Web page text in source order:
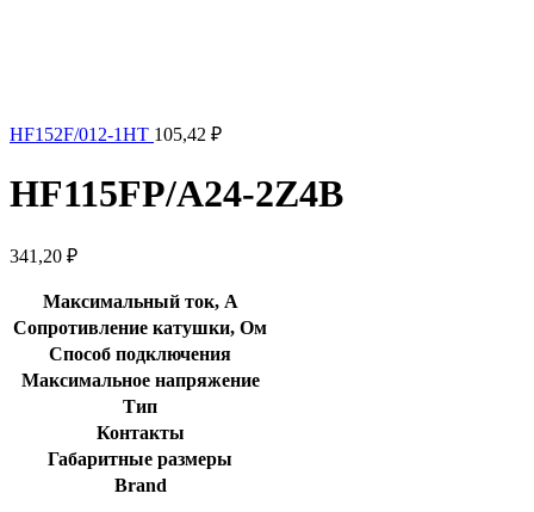
HF152F/012-1HT 105,42 ₽
HF115FP/A24-2Z4B
341,20 ₽
Максимальный ток, А
Сопротивление катушки, Ом
Способ подключения
Максимальное напряжение
Тип
Контакты
Габаритные размеры
Brand